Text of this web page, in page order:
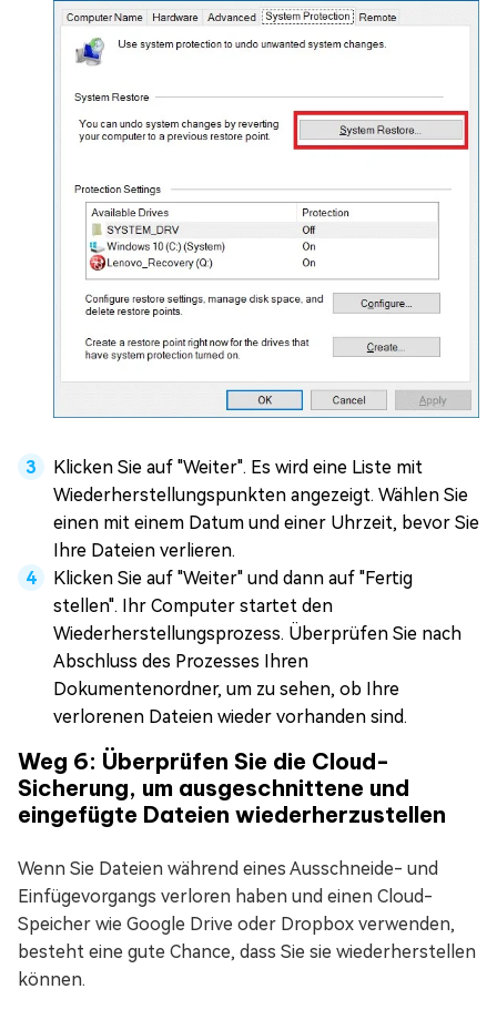
Klicken Sie auf "Weiter". Es wird eine Liste mit
Wiederherstellungspunkten angezeigt. Wählen Sie
einen mit einem Datum und einer Uhrzeit, bevor Sie
Ihre Dateien verlieren.
Klicken Sie auf "Weiter" und dann auf "Fertig
stellen". Ihr Computer startet den
Wiederherstellungsprozess. Überprüfen Sie nach
Abschluss des Prozesses Ihren
Dokumentenordner, um zu sehen, ob Ihre
verlorenen Dateien wieder vorhanden sind.
Weg 6: Überprüfen Sie die Cloud-
Sicherung, um ausgeschnittene und
eingefügte Dateien wiederherzustellen
Wenn Sie Dateien während eines Ausschneide- und
Einfügevorgangs verloren haben und einen Cloud-
Speicher wie Google Drive oder Dropbox verwenden,
besteht eine gute Chance, dass Sie sie wiederherstellen
können.